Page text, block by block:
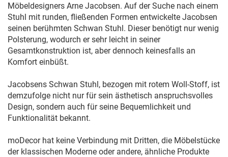
Möbeldesigners Arne Jacobsen. Auf der Suche nach einem
Stuhl mit runden, fließenden Formen entwickelte Jacobsen
seinen berühmten Schwan Stuhl. Dieser benötigt nur wenig
Polsterung, wodurch er sehr leicht in seiner
Gesamtkonstruktion ist, aber dennoch keinesfalls an
Komfort einbüßt.
Jacobsens Schwan Stuhl, bezogen mit rotem Woll-Stoff, ist
demzufolge nicht nur für sein ästhetisch anspruchsvolles
Design, sondern auch für seine Bequemlichkeit und
Funktionalität bekannt.
moDecor hat keine Verbindung mit Dritten, die Möbelstücke
der klassischen Moderne oder andere, ähnliche Produkte